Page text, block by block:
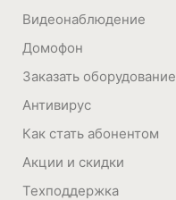
Видеонаблюдение
Домофон
Заказать оборудование
Антивирус
Как стать абонентом
Акции и скидки
Техподдержка